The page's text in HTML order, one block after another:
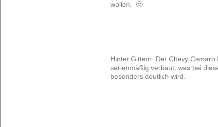
wollen. 🙂
Hinter Gittern: Der Chevy
serienmäßig verbaut, was bei
besonders deutlich wird.